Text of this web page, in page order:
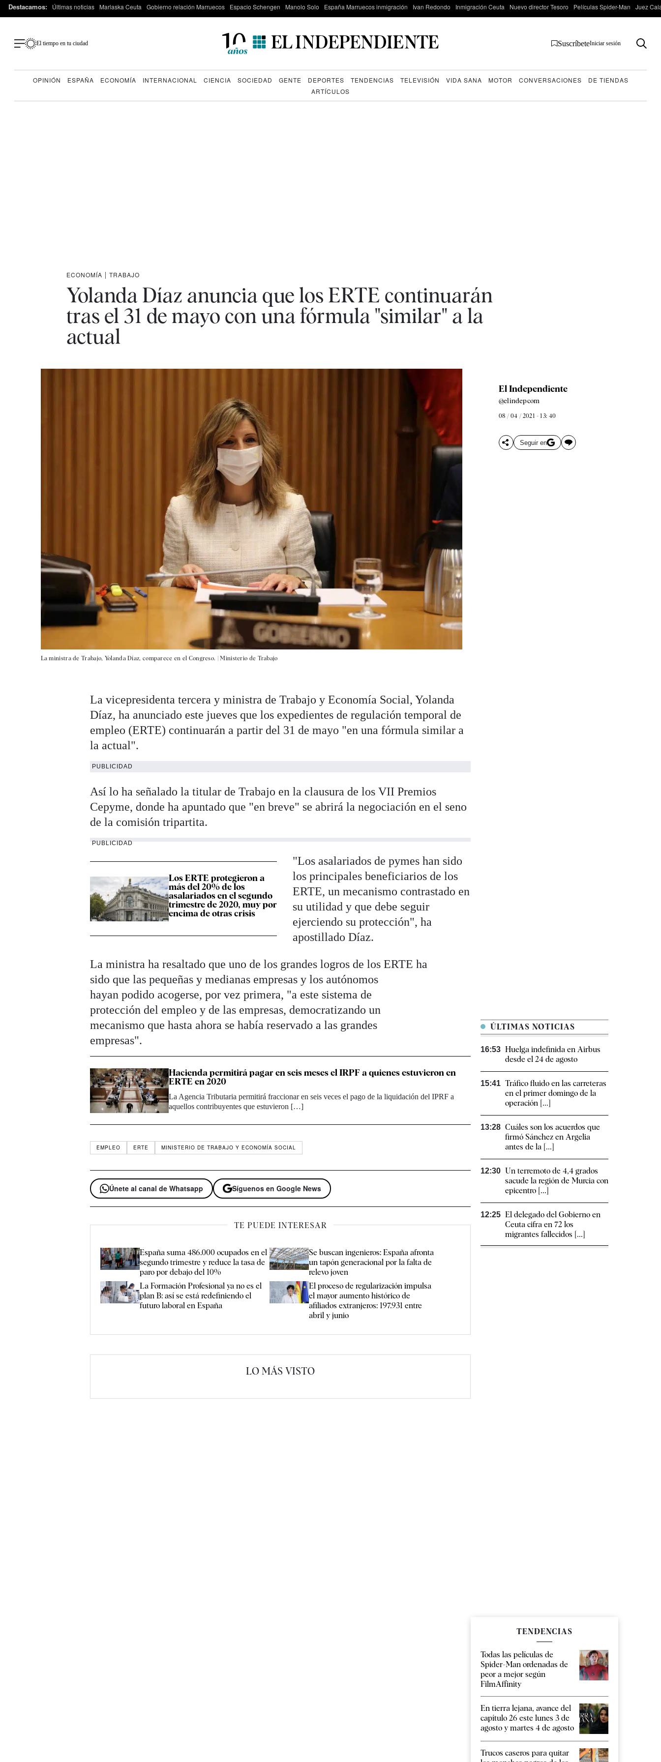
Destacamos: Últimas noticias Marlaska Ceuta Gobierno relación Marruecos Espacio Schengen Manolo Solo España Marruecos inmigración Ivan Redondo Inmigración Ceuta Nuevo director Tesoro Películas Spider-Man Juez
El tiempo en tu ciudad SuscríbeteIniciar sesión
OPINIÓN ESPAÑA ECONOMÍA INTERNACIONAL CIENCIA SOCIEDAD GENTE DEPORTES TENDENCIAS TELEVISIÓN VIDA SANA MOTOR CONVERSACIONES
DE TIENDAS
ARTÍCULOS
ECONOMÍA | TRABAJO
Yolanda Díaz anuncia que los ERTE continuarán
tras el 31 de mayo con una fórmula "similar" a la
actual
La ministra de Trabajo, Yolanda Díaz, comparece en el Congreso. |Ministerio de Trabajo
El Independiente
@elindepcom
08 / 04 / 2021 - 13: 40
Seguir en
La vicepresidenta tercera y ministra de Trabajo y Economía Social, Yolanda
Díaz, ha anunciado este jueves que los expedientes de regulación temporal de
empleo (ERTE) continuarán a partir del 31 de mayo "en una fórmula similar a
la actual".
PUBLICIDAD
Así lo ha señalado la titular de Trabajo en la clausura de los VII Premios
Cepyme, donde ha apuntado que "en breve" se abrirá la negociación en el seno
de la comisión tripartita.
PUBLICIDAD
Los ERTE protegieron a
más del 20% de los
asalariados en el segundo
trimestre de 2020, muy por
encima de otras crisis
"Los asalariados de pymes han sido
los principales beneficiarios de los
ERTE, un mecanismo contrastado en
su utilidad y que debe seguir
ejerciendo su protección", ha
apostillado Díaz.
La ministra ha resaltado que uno de los grandes logros de los ERTE ha
sido que las pequeñas y medianas empresas y los autónomos
hayan podido acogerse, por vez primera, "a este sistema de
protección del empleo y de las empresas, democratizando un
mecanismo que hasta ahora se había reservado a las grandes
empresas".
Hacienda permitirá pagar en seis meses el IRPF a quienes estuvieron en
ERTE en 2020
La Agencia Tributaria permitirá fraccionar en seis veces el pago de la liquidación del IPRF a
aquellos contribuyentes que estuvieron […]
EMPLEO ERTE MINISTERIO DE TRABAJO Y ECONOMÍA SOCIAL
Únete al canal de Whatsapp Síguenos en Google News
TE PUEDE INTERESAR
España suma 486.000 ocupados en el
segundo trimestre y reduce la tasa de
paro por debajo del 10%
Se buscan ingenieros: España afronta
un tapón generacional por la falta de
relevo joven
La Formación Profesional ya no es el
plan B: así se está redefiniendo el
futuro laboral en España
El proceso de regularización impulsa
el mayor aumento histórico de
afiliados extranjeros: 197.931 entre
abril y junio
LO MÁS VISTO
ÚLTIMAS NOTICIAS
16:53 Huelga indefinida en Airbus
desde el 24 de agosto
15:41 Tráfico fluido en las carreteras
en el primer domingo de la
operación [...]
13:28 Cuáles son los acuerdos que
firmó Sánchez en Argelia
antes de la [...]
12:30 Un terremoto de 4,4 grados
sacude la región de Murcia con
epicentro [...]
12:25 El delegado del Gobierno en
Ceuta cifra en 72 los
migrantes fallecidos [...]
TENDENCIAS
Todas las películas de
Spider-Man ordenadas de
peor a mejor según
FilmAffinity
En tierra lejana, avance del
capítulo 26 este lunes 3 de
agosto y martes 4 de agosto
Trucos caseros para quitar